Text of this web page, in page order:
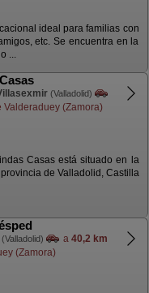
ideal para familias con
etc. Se encuentra en la
...
(Valladolid)
Valderaduey (Zamora)
Casas está situado en la
de Valladolid, Castilla
(Valladolid) a 40,2 km
(Zamora)